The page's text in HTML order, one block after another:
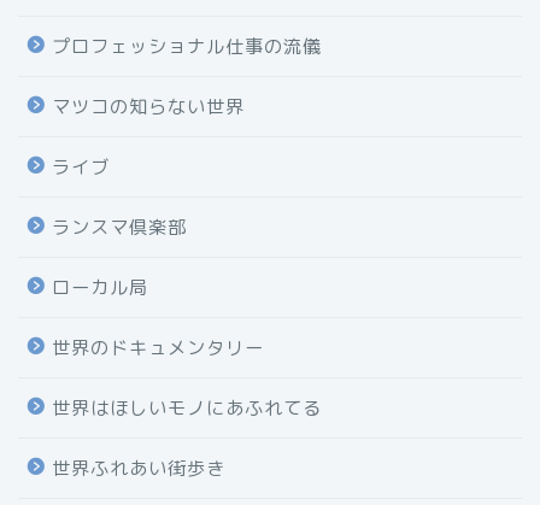
プロフェッショナル仕事の流儀
マツコの知らない世界
ライブ
ランスマ倶楽部
ローカル局
世界のドキュメンタリー
世界はほしいモノにあふれてる
世界ふれあい街歩き